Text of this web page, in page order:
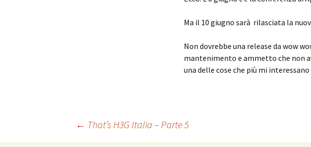
Ma il 10 giugno sarà rilasciata la
Non dovrebbe una release da wow
mantenimento e ammetto che non
una delle cose che più mi
Navigazione
← That’s H3G Italia – Parte 5